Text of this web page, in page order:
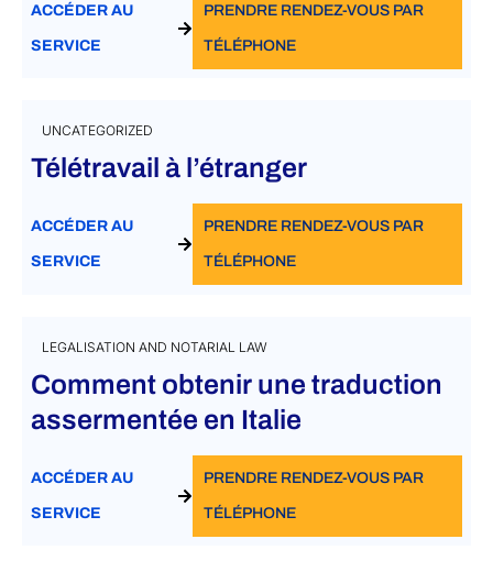
ACCÉDER AU
SERVICE
PRENDRE RENDEZ-VOUS PAR
TÉLÉPHONE
UNCATEGORIZED
Télétravail à l’étranger
ACCÉDER AU
SERVICE
PRENDRE RENDEZ-VOUS PAR
TÉLÉPHONE
LEGALISATION AND NOTARIAL LAW
Comment obtenir une traduction
assermentée en Italie
ACCÉDER AU
SERVICE
PRENDRE RENDEZ-VOUS PAR
TÉLÉPHONE